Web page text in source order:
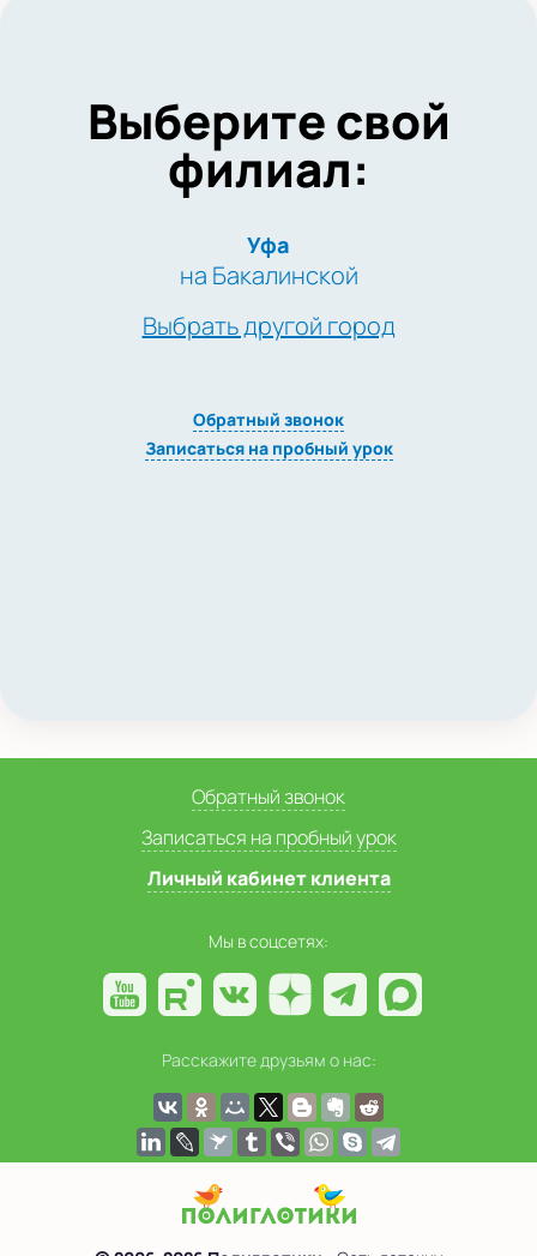
Выберите свой
филиал:
Уфа
на Бакалинской
Выбрать другой город
Обратный звонок
Записаться на пробный урок
Обратный звонок
Записаться на пробный урок
Личный кабинет клиента
Мы в соцсетях:
Расскажите друзьям о нас: